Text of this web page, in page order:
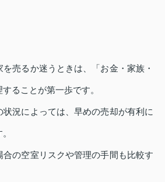
売るか迷うときは、「お金・家族・
ることが第一歩です。
況によっては、早めの売却が有利に
の空室リスクや管理の手間も比較す